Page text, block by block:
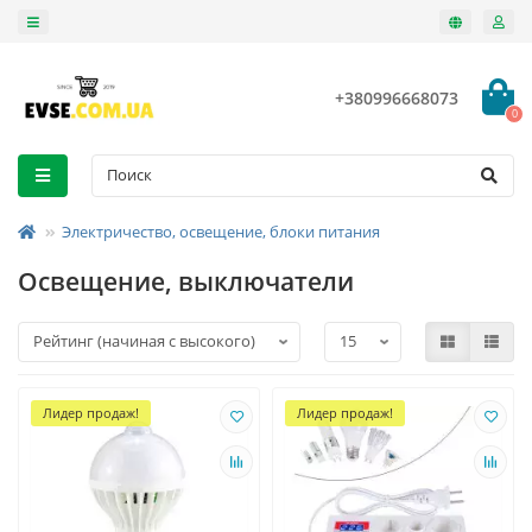
+380996668073
0
Электричество, освещение, блоки питания
Освещение, выключатели
Лидер продаж! Лидер продаж!